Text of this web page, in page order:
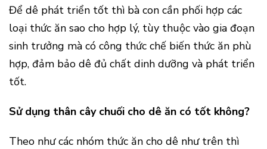
Để dê phát triển tốt thì bà con cần phối hợp các
loại thức ăn sao cho hợp lý, tùy thuộc vào gia đoạn
sinh trưởng mà có công thức chế biến thức ăn phù
hợp, đảm bảo dê đủ chất dinh dưỡng và phát triển
tốt.
Sử dụng thân cây chuối cho dê ăn có tốt không?
Theo như các nhóm thức ăn cho dê như trên thì